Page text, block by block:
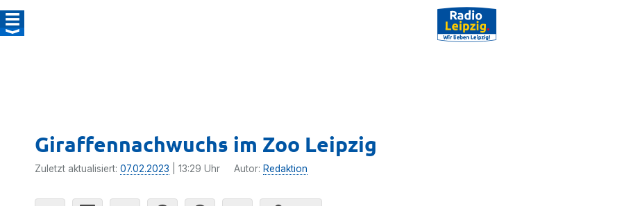
Giraffennachwuchs im Zoo Leipzig
Zuletzt aktualisiert: 07.02.2023 | 13:29 Uhr Autor: Redaktion